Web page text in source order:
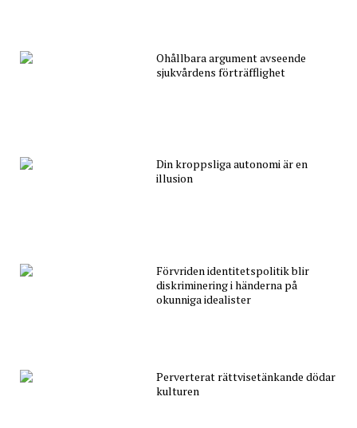
Ohållbara argument avseende
sjukvårdens förträfflighet
Din kroppsliga autonomi är en
illusion
Förvriden identitetspolitik blir
diskriminering i händerna på
okunniga idealister
Perverterat rättvisetänkande dödar
kulturen